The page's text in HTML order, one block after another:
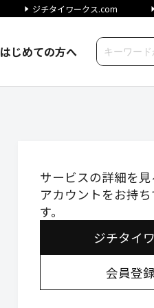
ジチタイワークス.com
はじめての方へ
サービスの詳細を見
アカウントをお持
す。
ジチタイ
会員登